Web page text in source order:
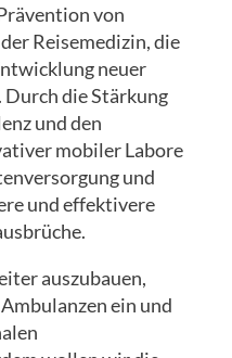
von
Reisemedizin, die
neuer
die Stärkung
und den
mobiler Labore
und
und effektivere
auszubauen,
ein und